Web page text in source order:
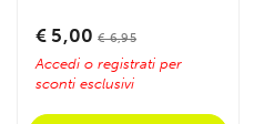
€ 5,00 € 6,95
Accedi o registrati per
sconti esclusivi